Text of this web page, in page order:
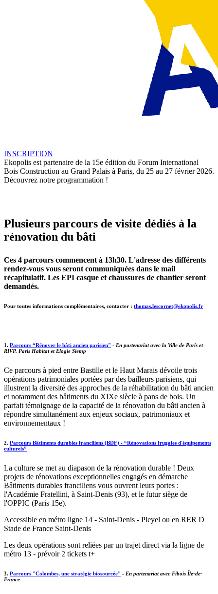
INSCRIPTION
Ekopolis est partenaire de la 15e édition du Forum International
Bois Construction au Grand Palais à Paris, du 25 au 27 février 2026.
Découvrez notre programmation !
Plusieurs parcours de visite dédiés à la
rénovation du bâti
Ces 4 parcours commencent à 13h30. L'adresse des différents
rendez-vous vous seront communiquées dans le mail
récapitulatif. Les EPI casque et chaussures de chantier seront
demandés.
Pour toutes informations complémentaires, contacter : thomas.lescornet@ekopolis.fr
1. Parcours “Rénover le bâti ancien parisien" - En partenariat avec la Ville de Paris et
RIVP, Paris Habitat et Elogie Siemp
Ce parcours à pied entre Bastille et le Haut Marais dévoile trois
opérations patrimoniales portées par des bailleurs parisiens, qui
illustrent la diversité des approches de la réhabilitation du bâti ancien
et notamment des bâtiments du XIXe siècle à pans de bois. Un
parfait témoignage de la capacité de la rénovation du bâti ancien à
répondre simultanément aux enjeux sociaux, patrimoniaux et
environnementaux !
2. Parcours Bâtiments durables franciliens (BDF) - “Rénovations frugales d'équipements
culturels”
La culture se met au diapason de la rénovation durable ! Deux
projets de rénovations exceptionnelles engagés en démarche
Bâtiments durables franciliens vous ouvrent leurs portes :
l'Académie Fratellini, à Saint-Denis (93), et le futur siège de
l'OPPIC (Paris 15e).
Accessible en métro ligne 14 - Saint-Denis - Pleyel ou en RER D
Stade de France Saint-Denis
Les deux opérations sont reliées par un trajet direct via la ligne de
métro 13 - prévoir 2 tickets t+
3. Parcours "Colombes, une stratégie biosourcée" - En partenariat avec Fibois Île-de-
France